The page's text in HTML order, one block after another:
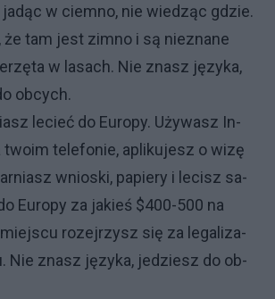
ja­dąc w ciem­no, nie wie­dząc gdzie.
że tam je­st zim­no i są nie­zna­ne
w la­sa­ch. Nie zna­sz ję­zy­ka,
ob­cy­ch.
le­cieć do Eu­ro­py. Uży­wa­sz In­
two­im te­le­fo­nie, apli­ku­je­sz o wi­zę
wnio­ski, pa­pie­ry i le­ci­sz sa­
Eu­ro­py za ja­kieś $400-500 na
miej­scu ro­zej­rzy­sz się za le­ga­li­za­
Nie zna­sz ję­zy­ka, je­dzie­sz do ob­